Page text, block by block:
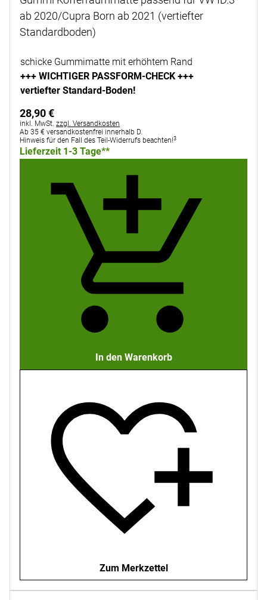
ab 2020/Cupra Born ab 2021 (vertiefter
Standardboden)
schicke Gummimatte mit erhöhtem Rand
+++ WICHTIGER PASSFORM-CHECK +++
vertiefter Standard-Boden!
28,90€
Steuerhinweis:
inkl. MwSt. zzgl. Versandkosten
Ab 35 € versandkostenfrei innerhalb D.
Hinweis für den Fall des Teil-Widerrufs beachten!3
Lieferzeit 1-3 Tage**
In den Warenkorb
Zum Merkzettel